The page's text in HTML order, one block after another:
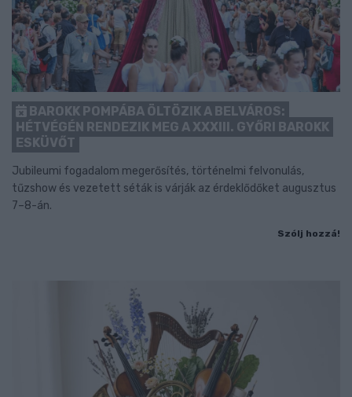
BAROKK POMPÁBA ÖLTÖZIK A BELVÁROS:
HÉTVÉGÉN RENDEZIK MEG A XXXIII. GYŐRI BAROKK
ESKÜVŐT
Jubileumi fogadalom megerősítés, történelmi felvonulás,
tűzshow és vezetett séták is várják az érdeklődőket augusztus
7–8-án.
Szólj hozzá!